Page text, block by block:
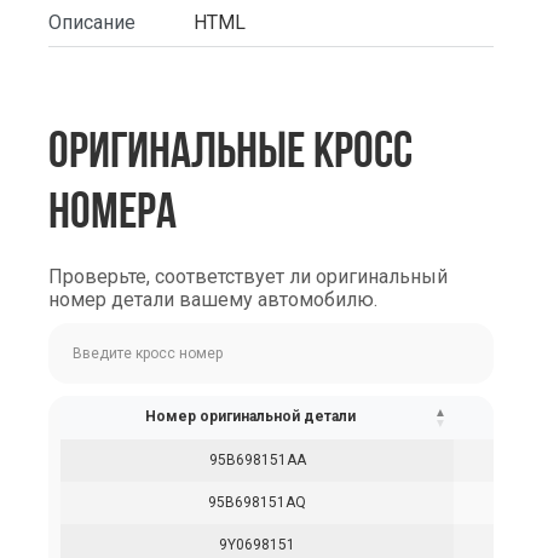
Описание HTML
ОРИГИНАЛЬНЫЕ КРОСС
НОМЕРА
Проверьте, соответствует ли оригинальный
номер детали вашему автомобилю.
Номер оригинальной детали
95B698151AA
95B698151AQ
9Y0698151